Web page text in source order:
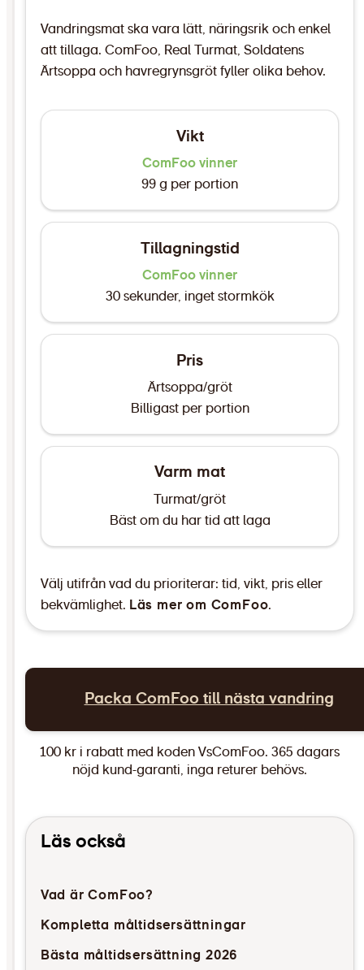
Vandringsmat ska vara lätt, näringsrik och enkel
att tillaga. ComFoo, Real Turmat, Soldatens
Ärtsoppa och havregrynsgröt fyller olika behov.
Vikt
ComFoo vinner
99 g per portion
Tillagningstid
ComFoo vinner
30 sekunder, inget stormkök
Pris
Ärtsoppa/gröt
Billigast per portion
Varm mat
Turmat/gröt
Bäst om du har tid att laga
Välj utifrån vad du prioriterar: tid, vikt, pris eller
bekvämlighet. Läs mer om ComFoo.
Packa ComFoo till nästa vandring
100 kr i rabatt med koden VsComFoo. 365 dagars
nöjd kund-garanti, inga returer behövs.
Läs också
Vad är ComFoo?
Kompletta måltidsersättningar
Bästa måltidsersättning 2026